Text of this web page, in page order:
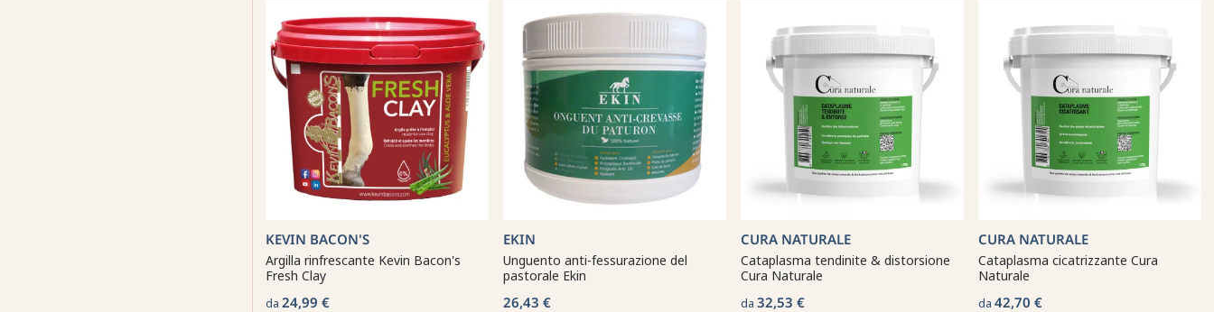
KEVIN BACON'S
Argilla rinfrescante Kevin Bacon's
Fresh Clay
da 24,99 €
EKIN
Unguento anti-fessurazione del
pastorale Ekin
26,43 €
CURA NATURALE
Cataplasma tendinite & distorsione
Cura Naturale
da 32,53 €
CURA NATURALE
Cataplasma cicatrizzante Cura
Naturale
da 42,70 €